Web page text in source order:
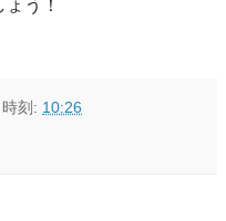
う！
時刻: 10:26